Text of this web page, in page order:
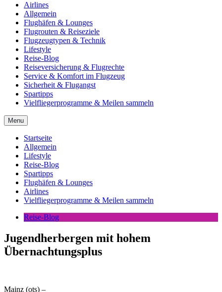
Airlines
Allgemein
Flughäfen & Lounges
Flugrouten & Reiseziele
Flugzeugtypen & Technik
Lifestyle
Reise-Blog
Reiseversicherung & Flugrechte
Service & Komfort im Flugzeug
Sicherheit & Flugangst
Spartipps
Vielfliegerprogramme & Meilen sammeln
Menu
Startseite
Allgemein
Lifestyle
Reise-Blog
Spartipps
Flughäfen & Lounges
Airlines
Vielfliegerprogramme & Meilen sammeln
Reise-Blog
Jugendherbergen mit hohem
Übernachtungsplus
Mainz (ots) –